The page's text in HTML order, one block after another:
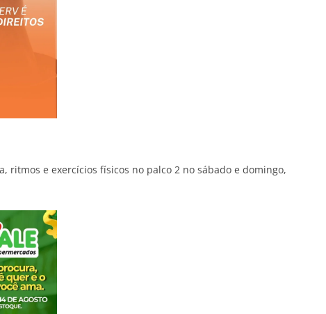
ritmos e exercícios físicos no palco 2 no sábado e domingo,